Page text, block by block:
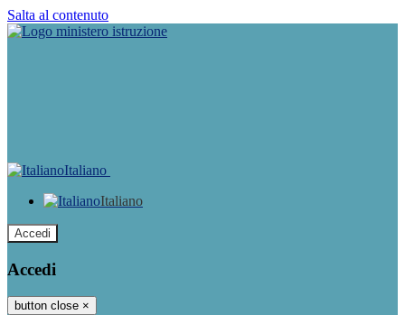
Salta al contenuto
Italiano
Italiano
Accedi
Accedi
button close ×